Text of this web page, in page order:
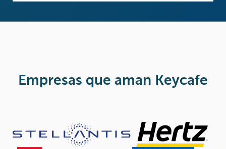
Empresas que aman Keycafe